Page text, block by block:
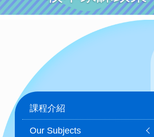
Main
navigation
課程介紹
Our Subjects